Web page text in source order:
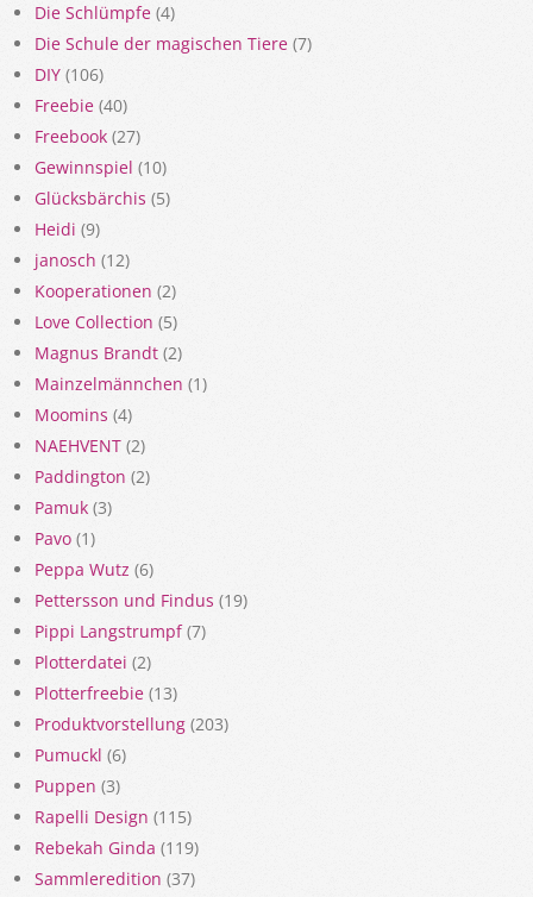
Die Schlümpfe (4)
Die Schule der magischen Tiere (7)
DIY (106)
Freebie (40)
Freebook (27)
Gewinnspiel (10)
Glücksbärchis (5)
Heidi (9)
janosch (12)
Kooperationen (2)
Love Collection (5)
Magnus Brandt (2)
Mainzelmännchen (1)
Moomins (4)
NAEHVENT (2)
Paddington (2)
Pamuk (3)
Pavo (1)
Peppa Wutz (6)
Pettersson und Findus (19)
Pippi Langstrumpf(7)
Plotterdatei (2)
Plotterfreebie (13)
Produktvorstellung (203)
Pumuckl (6)
Puppen (3)
Rapelli Design (115)
Rebekah Ginda (119)
Sammleredition (37)